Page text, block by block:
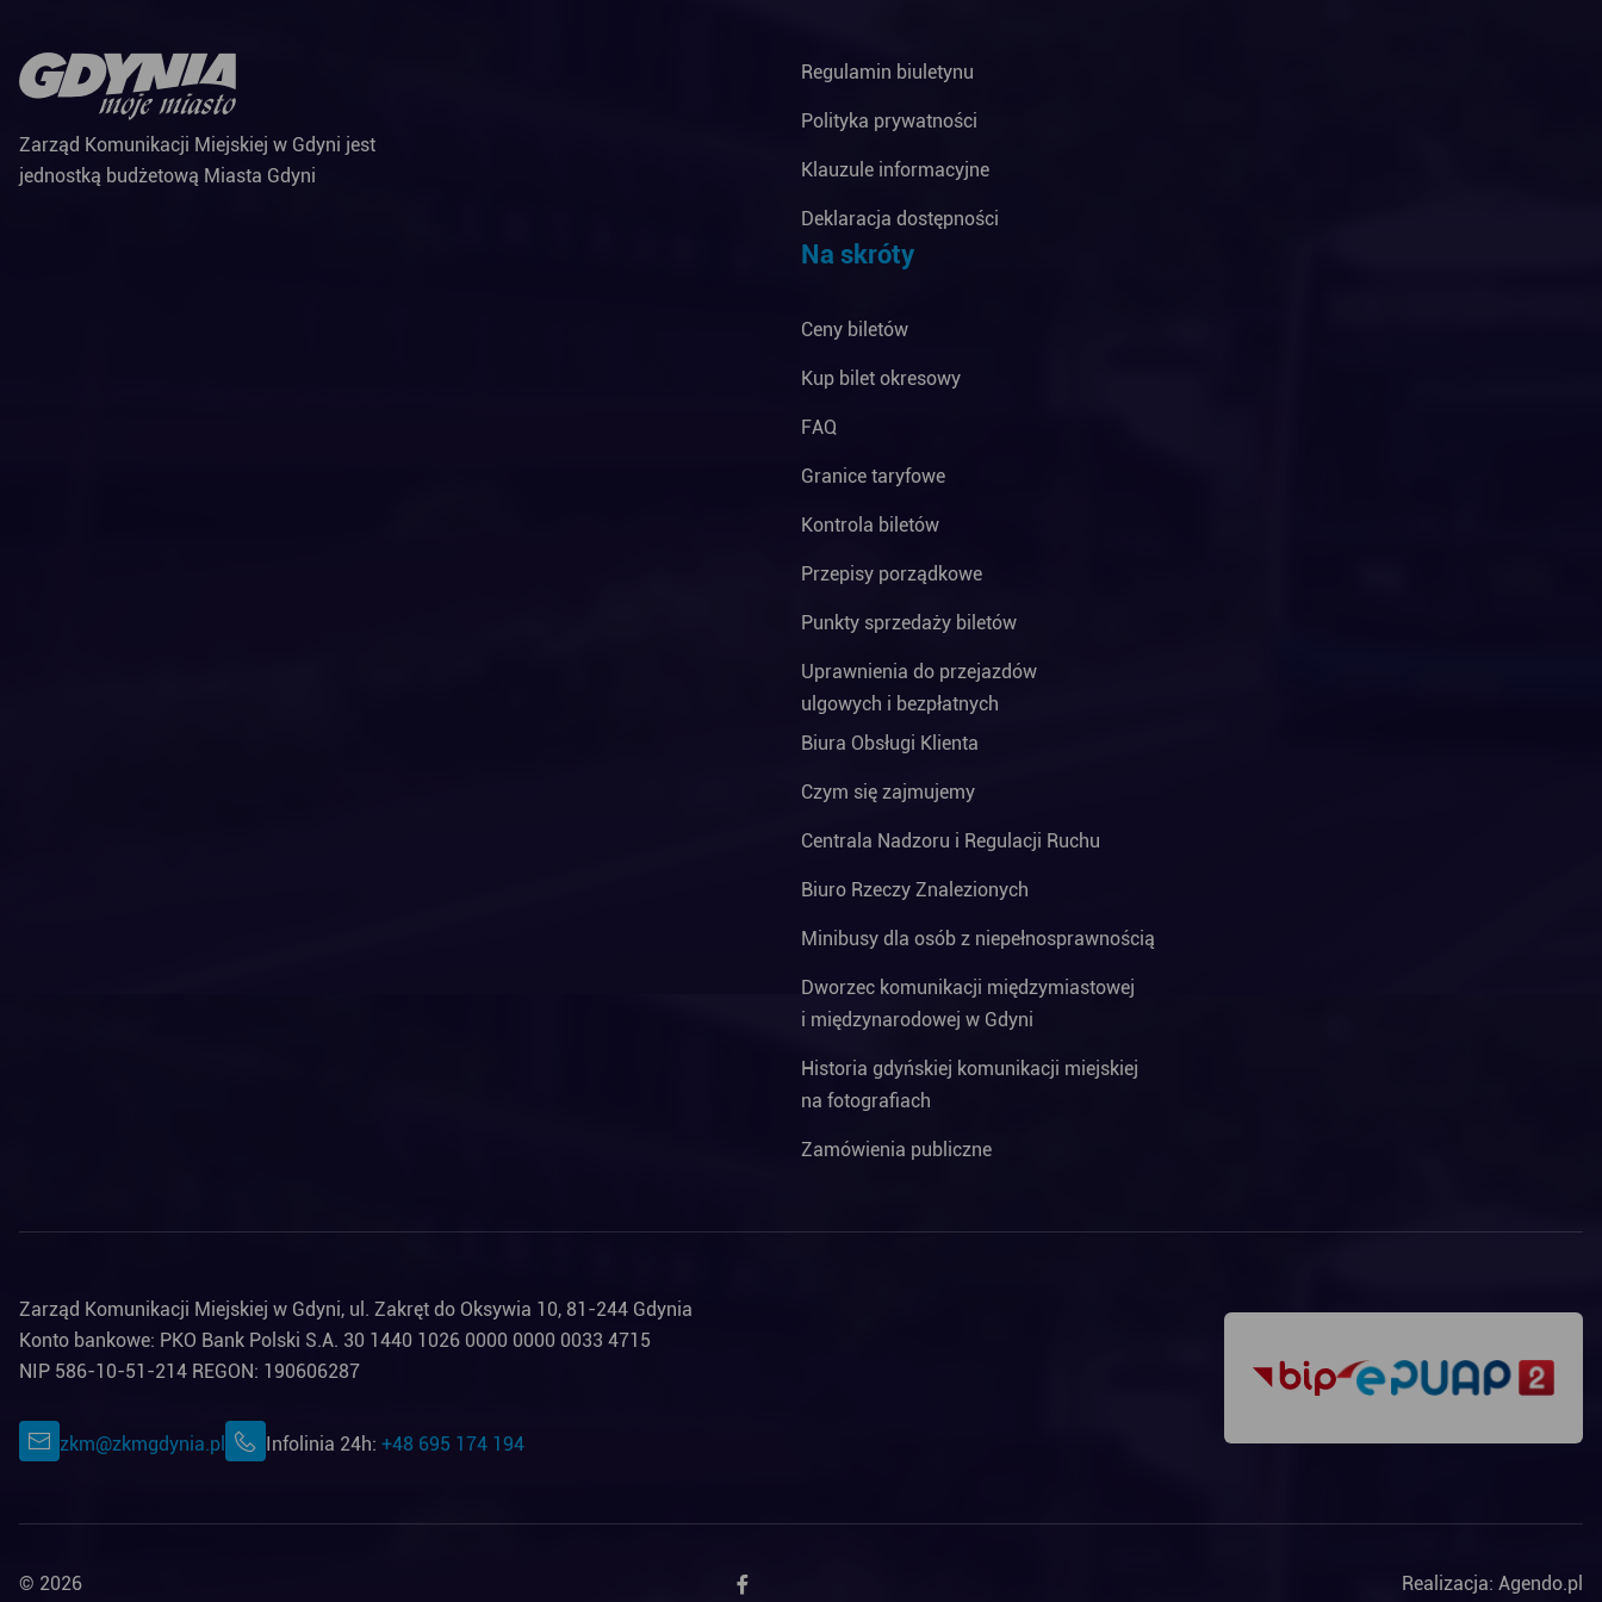
Zarząd Komunikacji Miejskiej w Gdyni jest
jednostką budżetową Miasta Gdyni
Regulamin biuletynu
Polityka prywatności
Klauzule informacyjne
Deklaracja dostępności
Na skróty
Ceny biletów
Kup bilet okresowy
FAQ
Granice taryfowe
Kontrola biletów
Przepisy porządkowe
Punkty sprzedaży biletów
Uprawnienia do przejazdów
ulgowych i bezpłatnych
Biura Obsługi Klienta
Czym się zajmujemy
Centrala Nadzoru i Regulacji Ruchu
Biuro Rzeczy Znalezionych
Minibusy dla osób z niepełnosprawnością
Dworzec komunikacji międzymiastowej
i międzynarodowej w Gdyni
Historia gdyńskiej komunikacji miejskiej
na fotografiach
Zamówienia publiczne
Zarząd Komunikacji Miejskiej w Gdyni, ul. Zakręt do Oksywia 10, 81-244 Gdynia
Konto bankowe: PKO Bank Polski S.A. 30 1440 1026 0000 0000 0033 4715
NIP 586-10-51-214 REGON: 190606287
zkm@zkmgdynia.pl Infolinia 24h: +48 695 174 194
© 2026 Realizacja: Agendo.pl